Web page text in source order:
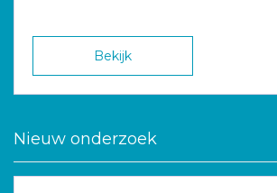
Bekijk
Nieuw onderzoek